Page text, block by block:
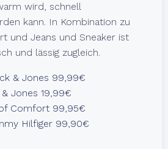
wird, schnell
kann. In Kombination zu
und Jeans und Sneaker ist
und lässig zugleich.
& Jones 99,99€
Jones 19,99€
Comfort 99,95€
Hilfiger 99,90€